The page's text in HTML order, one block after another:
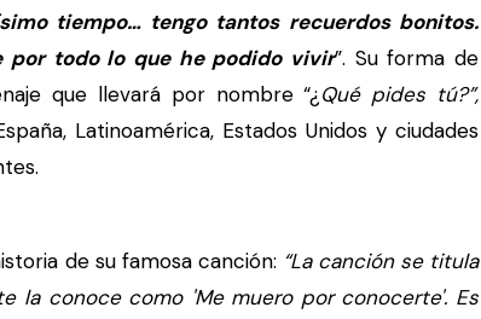
tiempo… tengo tantos recuerdos bonitos.
por todo lo que he podido vivir”. Su forma de
que llevará por nombre “¿Qué pides tú?”,
Latinoamérica, Estados Unidos y ciudades
de su famosa canción: “La canción se titula
la conoce como 'Me muero por conocerte'. Es